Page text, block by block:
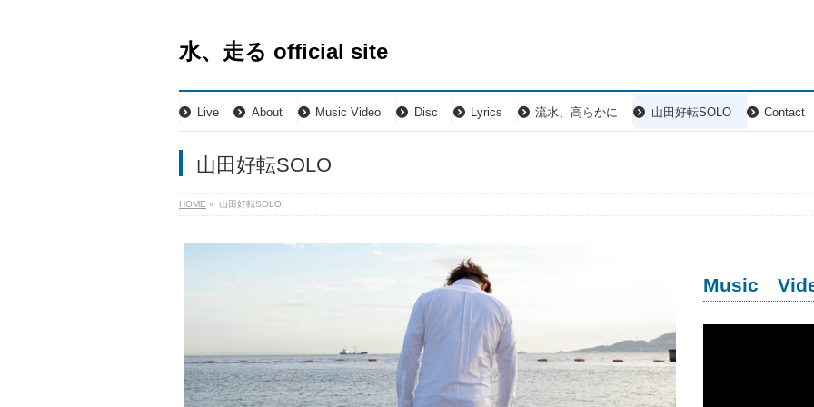
水、走る official site
Live About Music Video Disc Lyrics 流水、高らかに 山田好転SOLO Contact
山田好転SOLO
HOME » 山田好転SOLO
Music